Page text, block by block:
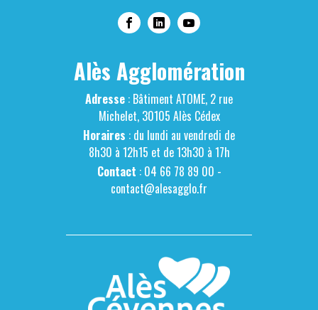
Alès Agglomération
Adresse : Bâtiment ATOME, 2 rue
Michelet, 30105 Alès Cédex
Horaires : du lundi au vendredi de
8h30 à 12h15 et de 13h30 à 17h
Contact : 04 66 78 89 00 -
contact@alesagglo.fr